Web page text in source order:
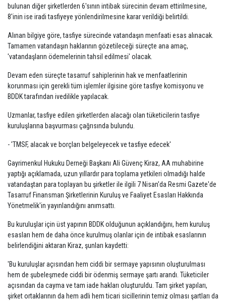
bulunan diğer şirketlerden 6'sının intibak sürecinin devam ettirilmesine,
8'inin ise iradi tasfiyeye yönlendirilmesine karar verildiği belirtildi.
Alınan bilgiye göre, tasfiye sürecinde vatandaşın menfaati esas alınacak.
Tamamen vatandaşın haklarının gözetileceği süreçte ana amaç,
'vatandaşların ödemelerinin tahsil edilmesi' olacak.
Devam eden süreçte tasarruf sahiplerinin hak ve menfaatlerinin
korunması için gerekli tüm işlemler ilgisine göre tasfiye komisyonu ve
BDDK tarafından ivedilikle yapılacak.
Uzmanlar, tasfiye edilen şirketlerden alacağı olan tüketicilerin tasfiye
kuruluşlarına başvurması çağrısında bulundu.
- 'TMSF, alacak ve borçları belgeleyecek ve tasfiye edecek'
Gayrimenkul Hukuku Derneği Başkanı Ali Güvenç Kiraz, AA muhabirine
yaptığı açıklamada, uzun yıllardır para toplama yetkileri olmadığı halde
vatandaştan para toplayan bu şirketler ile ilgili 7 Nisan'da Resmi Gazete'de
Tasarruf Finansman Şirketlerinin Kuruluş ve Faaliyet Esasları Hakkında
Yönetmelik'in yayınlandığını anımsattı.
Bu kuruluşlar için üst yapının BDDK olduğunun açıklandığını, hem kuruluş
esasları hem de daha önce kurulmuş olanlar için de intibak esaslarının
belirlendiğini aktaran Kiraz, şunları kaydetti:
'Bu kuruluşlar açısından hem ciddi bir sermaye yapısının oluşturulması
hem de şubeleşmede ciddi bir ödenmiş sermaye şartı arandı. Tüketiciler
açısından da cayma ve tam iade hakları oluşturuldu. Tam şirket yapıları,
şirket ortaklarının da hem adli hem ticari sicillerinin temiz olması şartları da